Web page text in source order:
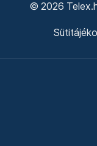
© 2026